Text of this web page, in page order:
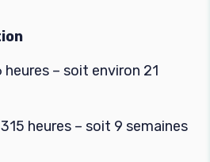
heures – soit environ 21
heures – soit 9 semaines